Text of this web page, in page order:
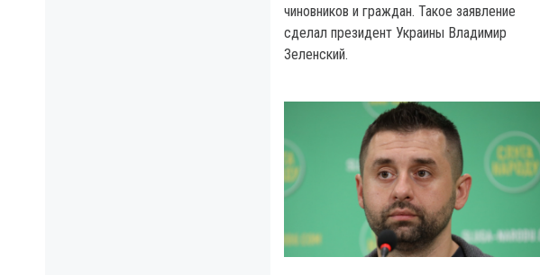
чиновников и граждан. Такое заявление
сделал президент Украины Владимир
Зеленский.